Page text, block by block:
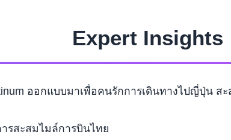
Expert Insights
ออกแบบมาเพื่อคนรักการเดินทางไปญี่ปุ่น
รสะสมไมล์การบินไทย